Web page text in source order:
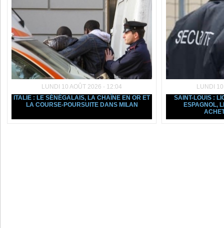
LUNDI 10 AOÛT 2026 - 12:04
ITALIE : LE SÉNÉGALAIS, LA CHAÎNE EN OR ET
LA COURSE-POURSUITE DANS MILAN
LUNDI
SAINT-LOUIS :
ESPAGNOL,